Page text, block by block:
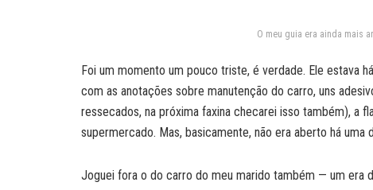
O meu guia era ainda mais
Foi um momento um pouco triste, é verdade. Ele estava
com as anotações sobre manutenção do carro, uns
ressecados, na próxima faxina checarei isso também), a
supermercado. Mas, basicamente, não era aberto há uma
Joguei fora o do carro do meu marido também — um era